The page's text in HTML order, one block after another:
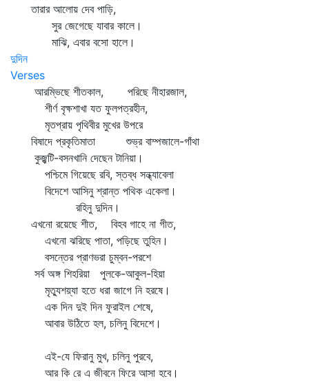
তারার আলোয় দেব পাড়ি,
সুর জেগেছে যাবার কালে।
মাঝি, এবার বসো হালে।
দুদিন
Verses
আরম্ভিছে শীতকাল, পরিছে নীহারজাল,
শীর্ণ বৃক্ষশাখা যত ফুলপত্রহীন,
মৃতপ্রায় পৃথিবীর মুখের উপরে
বিষাদে প্রকৃতিমাতা শুভ্র বাম্পজালে-গাঁথা
কুজ্ঝটি-বসনখানি দেছেন টানিয়া।
পশ্চিমে গিয়েছে রবি, স্তব্ধ সন্ধ্যাবেলা
বিদেশে আসিনু শ্রান্ত পথিক একেলা।
রহিনু দুদিন।
এখনো রয়েছে শীত, বিহব গাহে না গীত,
এখনো ঝরিছে পাতা, পড়িছে তুহিন।
বসন্তের প্রাণভরা চুম্বন-পরশে
সর্ব অঙ্গ শিহরিয়া পুলকে-আকুল-হিয়া
মৃত্যুশয়্যা হতে ধরা জাগে নি হরষে।
এক দিন দুই দিন ফুরাইল শেষে,
আবার উঠিতে হল, চলিনু বিদেশে।
এই-যে ফিরানু মুখ, চলিনু পুরবে,
আর কি রে এ জীবনে ফিরে আসা হবে।